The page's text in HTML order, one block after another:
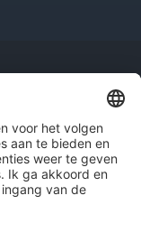
Colofon